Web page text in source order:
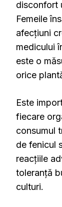
disconfort
Femeile
afecțiuni
medicului
este o
orice
Este
fiecare
consumul
de fenicul
reacțiile
toleranță
culturi.